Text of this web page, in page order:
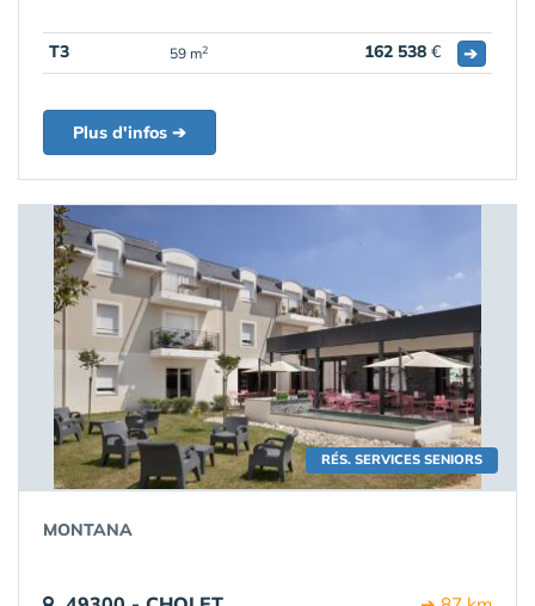
T3 59 m2 162 538 € ➔
Plus d'infos ➔
RÉS. SERVICES SENIORS
MONTANA